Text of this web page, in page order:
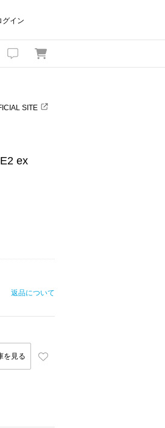
グイン
SITE
ex
返品について
を見る